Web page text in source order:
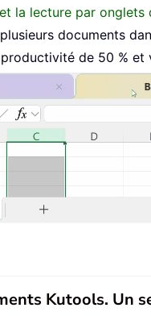
la lecture par onglets
documents
de 50 % et
Kutools. Un